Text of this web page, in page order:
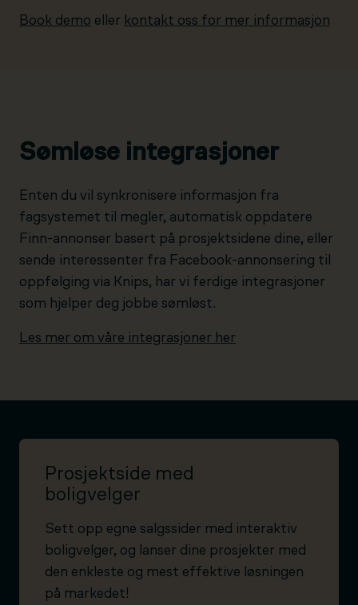
Book demo eller kontakt oss for mer informasjon
Sømløse integrasjoner
Enten du vil synkronisere informasjon fra
fagsystemet til megler, automatisk oppdatere
Finn-annonser basert på prosjektsidene dine, eller
sende interessenter fra Facebook-annonsering til
oppfølging via Knips, har vi ferdige integrasjoner
som hjelper deg jobbe sømløst.
Les mer om våre integrasjoner her
Prosjektside med
boligvelger
Sett opp egne salgssider med interaktiv
boligvelger, og lanser dine prosjekter med
den enkleste og mest effektive løsningen
på markedet!